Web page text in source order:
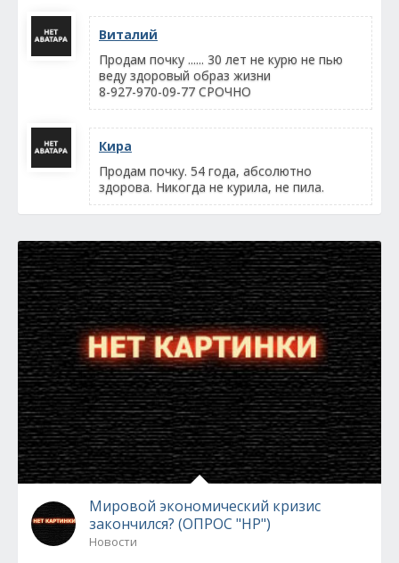
Виталий
Продам почку ...... 30 лет не курю не пью
веду здоровый образ жизни
8-927-970-09-77 СРОЧНО
Кира
Продам почку. 54 года, абсолютно
здорова. Никогда не курила, не пила.
Мировой экономический кризис
закончился? (ОПРОС "НР")
Новости